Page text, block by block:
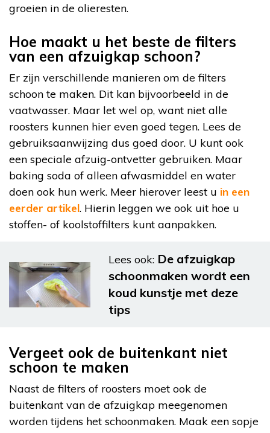
groeien in de olieresten.
Hoe maakt u het beste de filters
van een afzuigkap schoon?
Er zijn verschillende manieren om de filters
schoon te maken. Dit kan bijvoorbeeld in de
vaatwasser. Maar let wel op, want niet alle
roosters kunnen hier even goed tegen. Lees de
gebruiksaanwijzing dus goed door. U kunt ook
een speciale afzuig-ontvetter gebruiken. Maar
baking soda of alleen afwasmiddel en water
doen ook hun werk. Meer hierover leest u in een
eerder artikel. Hierin leggen we ook uit hoe u
stoffen- of koolstoffilters kunt aanpakken.
Lees ook: De afzuigkap
schoonmaken wordt een
koud kunstje met deze
tips
Vergeet ook de buitenkant niet
schoon te maken
Naast de filters of roosters moet ook de
buitenkant van de afzuigkap meegenomen
worden tijdens het schoonmaken. Maak een sopje